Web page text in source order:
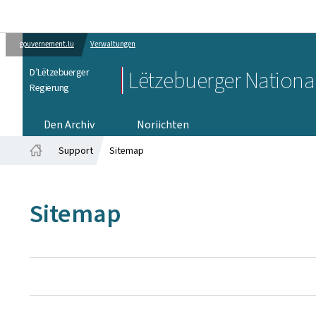
gouvernement.lu Verwaltungen
D’Lëtzebuerger
Regierung
Lëtzebuerger
Den Archiv
Noriichten
Support Sitemap
Sitemap